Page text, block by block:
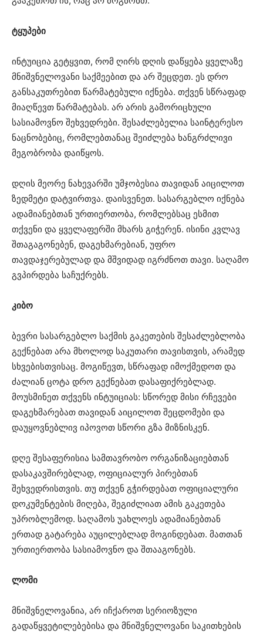
ტყუპები
ინტუიცია გეტყვით, რომ ღირს დღის დაწყება ყველაზე
მნიშვნელოვანი საქმეებით და არ შეცდეთ. ეს დრო
განსაკუთრებით წარმატებული იქნება. თქვენ სწრაფად
მიაღწევთ წარმატებას. არ არის გამორიცხული
სასიამოვნო შეხვედრები. შესაძლებელია საინტერესო
ნაცნობებიც, რომლებთანაც შეიძლება ხანგრძლივი
მეგობრობა დაიწყოს.
დღის მეორე ნახევარში უმჯობესია თავიდან აიცილოთ
ზედმეტი დატვირთვა. დაისვენეთ. სასარგებლო იქნება
ადამიანებთან ურთიერთობა, რომლებსაც ესმით
თქვენი და ყველაფერში მხარს გიჭერენ. ისინი კვლავ
შთაგაგონებენ, დაგეხმარებიან, უფრო
თავდაჯერებულად და მშვიდად იგრძნოთ თავი. საღამო
გვპირდება საჩუქრებს.
კიბო
ბევრი სასარგებლო საქმის გაკეთების შესაძლებლობა
გექნებათ არა მხოლოდ საკუთარი თავისთვის, არამედ
სხვებისთვისაც. მოგიწევთ, სწრაფად იმოქმედოთ და
ძალიან ცოტა დრო გექნებათ დასაფიქრებლად.
მოუსმინეთ თქვენს ინტუიციას: სწორედ მისი რჩევები
დაგეხმარებათ თავიდან აიცილოთ შეცდომები და
დაუყოვნებლივ იპოვოთ სწორი გზა მიზნისკენ.
დღე შესაფერისია სამთავრობო ორგანიზაციებთან
დასაკავშირებლად, ოფიციალურ პირებთან
შეხვედრისთვის. თუ თქვენ გჭირდებათ ოფიციალური
დოკუმენტების მიღება, შეგიძლიათ ამის გაკეთება
უპრობლემოდ. საღამოს უახლოეს ადამიანებთან
ერთად გატარება აუცილებლად მოგინდებათ. მათთან
ურთიერთობა სასიამოვნო და შთააგონებს.
ლომი
მნიშვნელოვანია, არ იჩქაროთ სერიოზული
გადაწყვეტილებებისა და მნიშვნელოვანი საკითხების